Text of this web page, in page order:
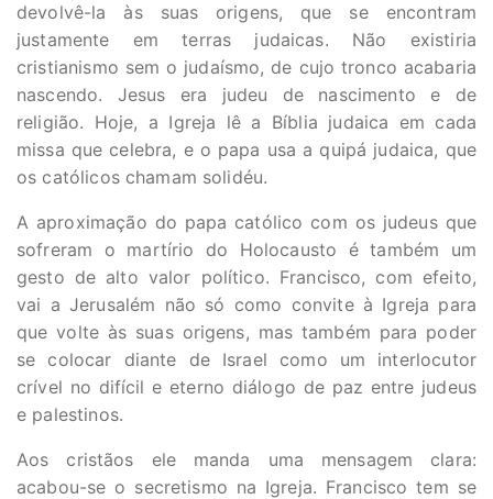
devolvê-la às suas origens, que se encontram
justamente em terras judaicas. Não existiria
cristianismo sem o judaísmo, de cujo tronco acabaria
nascendo. Jesus era judeu de nascimento e de
religião. Hoje, a Igreja lê a Bíblia judaica em cada
missa que celebra, e o papa usa a quipá judaica, que
os católicos chamam solidéu.
A aproximação do papa católico com os judeus que
sofreram o martírio do Holocausto é também um
gesto de alto valor político. Francisco, com efeito,
vai a Jerusalém não só como convite à Igreja para
que volte às suas origens, mas também para poder
se colocar diante de Israel como um interlocutor
crível no difícil e eterno diálogo de paz entre judeus
e palestinos.
Aos cristãos ele manda uma mensagem clara:
acabou-se o secretismo na Igreja. Francisco tem se